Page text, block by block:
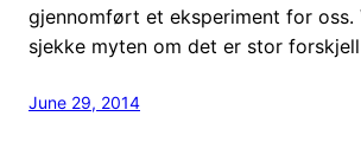
gjennomført et eksperiment for oss.
sjekke myten om det er stor
June 29, 2014